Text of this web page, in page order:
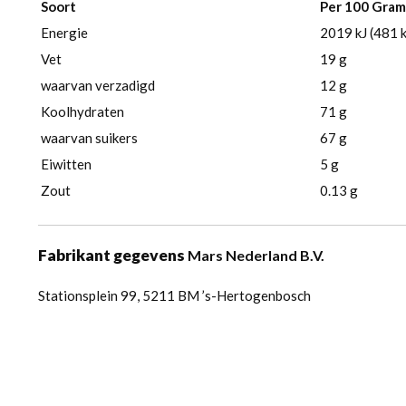
Soort
Per 100 Gram
Energie
2019 kJ (481
Vet
19 g
waarvan verzadigd
12 g
Koolhydraten
71 g
waarvan suikers
67 g
Eiwitten
5 g
Zout
0.13 g
Fabrikant gegevens Mars Nederland B.V.
Stationsplein 99, 5211 BM ’s-Hertogenbosch